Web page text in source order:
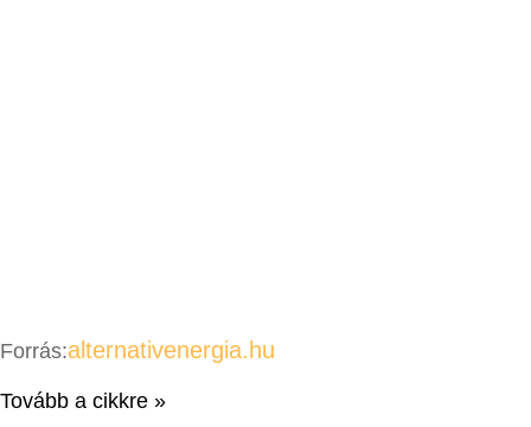
Forrás:alternativenergia.hu
Tovább a cikkre »